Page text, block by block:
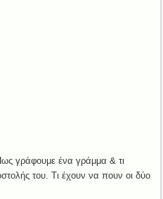
γράφουμε ένα γράμμα & τι
του. Τι έχουν να πουν οι δύο